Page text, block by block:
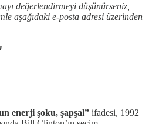
değerlendirmeyi düşünürseniz,
aşağıdaki e-posta adresi üzerinden
enerji şoku, şapşal” ifadesi, 1992